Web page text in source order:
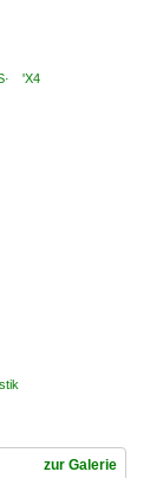
'X4
zur Galerie